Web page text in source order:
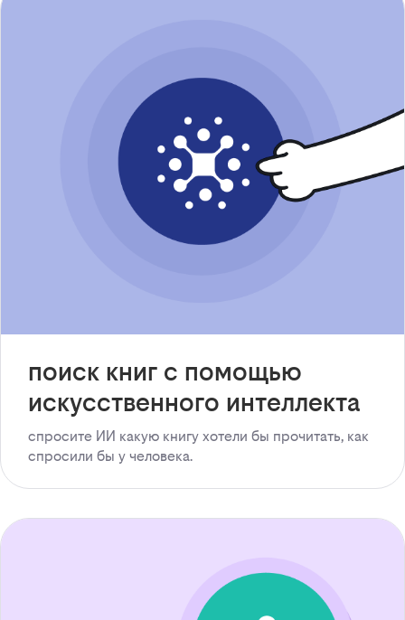
поиск книг с помощью
искусственного интеллекта
спросите ИИ какую книгу хотели бы прочитать, как
спросили бы у человека.